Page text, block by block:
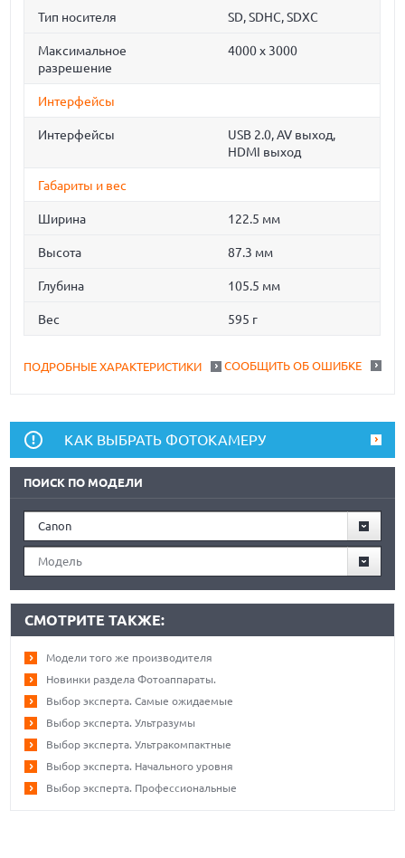
Тип носителя SD, SDHC, SDXC
Максимальное
разрешение
4000 x 3000
Интерфейсы
Интерфейсы
USB 2.0, AV выход,
HDMI выход
Габариты и вес
Ширина 122.5 мм
Высота 87.3 мм
Глубина 105.5 мм
Вес 595 г
СООБЩИТЬ ОБ ОШИБКЕ
ПОДРОБНЫЕ ХАРАКТЕРИСТИКИ
КАК ВЫБРАТЬ ФОТОКАМЕРУ
ПОИСК ПО МОДЕЛИ
Canon
Модель
СМОТРИТЕ ТАКЖЕ:
Модели того же производителя
Новинки раздела Фотоаппараты.
Выбор эксперта. Самые ожидаемые
Выбор эксперта. Ультразумы
Выбор эксперта. Ультракомпактные
Выбор эксперта. Начального уровня
Выбор эксперта. Профессиональные